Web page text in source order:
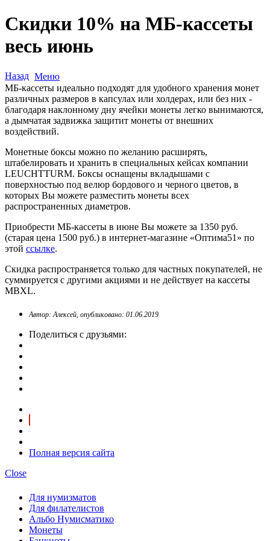
Скидки 10% на МБ-кассеты
весь июнь
Назад Меню
МБ-кассеты идеально подходят для удобного хранения монет
различных размеров в капсулах или холдерах, или без них -
благодаря наклонному дну ячейки монеты легко вынимаются,
а дымчатая задвижка защитит монеты от внешних
воздействий.
Монетные боксы можно по желанию расширять,
штабелировать и хранить в специальных кейсах компании
LEUCHTTURM. Боксы оснащены вкладышами с
поверхностью под велюр бордового и черного цветов, в
которых Вы можете разместить монеты всех
распространенных диаметров.
Приобрести МБ-кассеты в июне Вы можете за 1350 руб.
(старая цена 1500 руб.) в интернет-магазине «Оптима51» по
этой ссылке.
Скидка распространяется только для частных покупателей, не
суммируется с другими акциями и не действует на кассеты
MBXL.
Автор: Алексей, опубликовано: 01.06.2019
Поделиться с друзьями:
Полная версия сайта
Close
Для нумизматов
Для филателистов
Альбо Нумисматико
Монеты